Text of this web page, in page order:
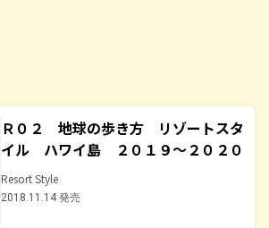
Ｒ０２ 地球の歩き方 リゾートスタ
イル ハワイ島 ２０１９～２０２０
Resort Style
2018.11.14 発売